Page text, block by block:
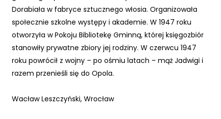
Dorabiała w fabryce sztucznego włosia. Organizowała
społecznie szkolne występy i akademie. W 1947 roku
otworzyła w Pokoju Bibliotekę Gminną, której księgozbiór
stanowiły prywatne zbiory jej rodziny. W czerwcu 1947
roku powrócił z wojny – po ośmiu latach – mąż Jadwigi i
razem przenieśli się do Opola.
Wacław Leszczyński, Wrocław